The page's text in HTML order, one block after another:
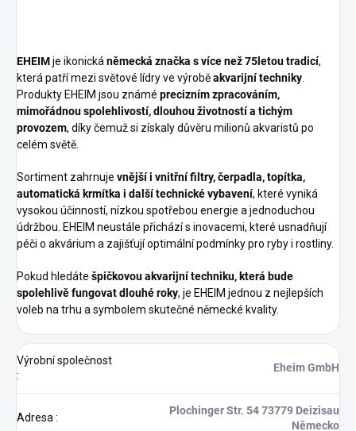
EHEIMje ikonickáněmecká značka s více než 75letou tradicí,
která patří mezi světové lídry ve výroběakvarijní techniky.
Produkty EHEIM jsou známé precizním zpracováním,
mimořádnou spolehlivostí, dlouhou životností a tichým
provozem, díky čemuž si získaly důvěru milionů akvaristů po
celém světě.
Sortiment zahrnuje vnější i vnitřní filtry, čerpadla, topítka,
automatická krmítka i další technické vybavení, které vyniká
vysokou účinností, nízkou spotřebou energie a jednoduchou
údržbou. EHEIM neustále přichází s inovacemi, které usnadňují
péči o akvárium a zajišťují optimální podmínky pro ryby i rostliny.
Pokud hledáte špičkovou akvarijní techniku, která bude
spolehlivě fungovat dlouhé roky, je EHEIM jednou z nejlepších
voleb na trhu a symbolem skutečné německé kvality.
Výrobní společnost
:
Eheim GmbH
Adresa:
Plochinger Str. 54 73779 Deizisau
Německo